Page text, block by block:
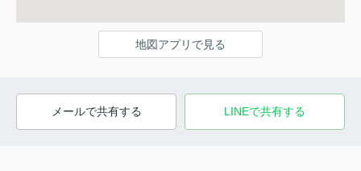
地図アプリで見る
メールで共有する LINEで共有する